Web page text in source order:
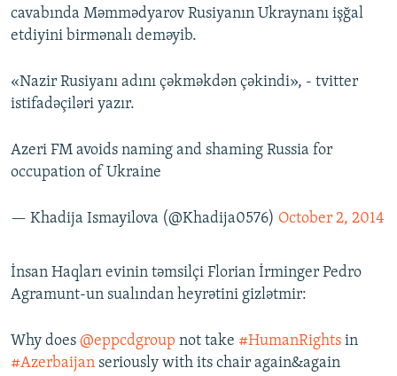
cavabında Məmmədyarov Rusiyanın Ukraynanı işğal
etdiyini birmənalı deməyib.
«Nazir Rusiyanı adını çəkməkdən çəkindi», - tvitter
istifadəçiləri yazır.
Azeri FM avoids naming and shaming Russia for
occupation of Ukraine
— Khadija Ismayilova (@Khadija0576) October 2, 2014
İnsan Haqları evinin təmsilçi Florian İrminger Pedro
Agramunt-un sualından heyrətini gizlətmir:
Why does @eppcdgroup not take #HumanRights in
#Azerbaijan seriously with its chair again&again